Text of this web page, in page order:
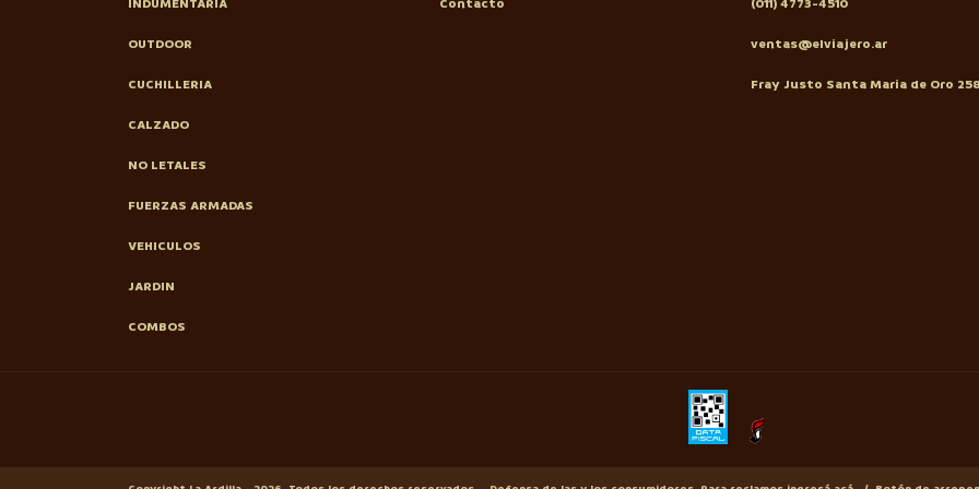
OUTDOOR
CUCHILLERIA
CALZADO
NO LETALES
FUERZAS ARMADAS
VEHICULOS
JARDIN
COMBOS
ventas@elviajero.ar
Fray Justo Santa Maria de Oro